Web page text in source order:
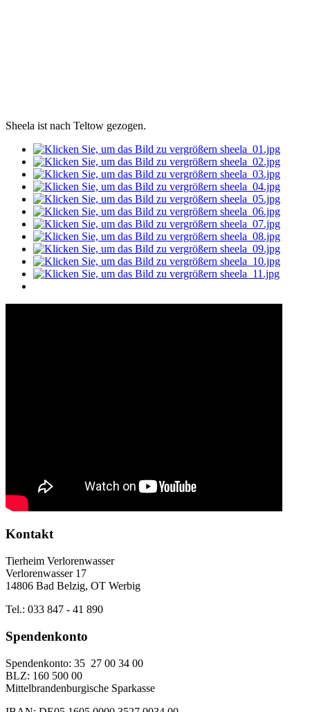
Sheela ist nach Teltow gezogen.
Kontakt
Tierheim Verlorenwasser
Verlorenwasser 17
14806 Bad Belzig, OT Werbig
Tel.: 033 847 - 41 890
Spendenkonto
Spendenkonto: 35 27 00 34 00
BLZ: 160 500 00
Mittelbrandenburgische Sparkasse